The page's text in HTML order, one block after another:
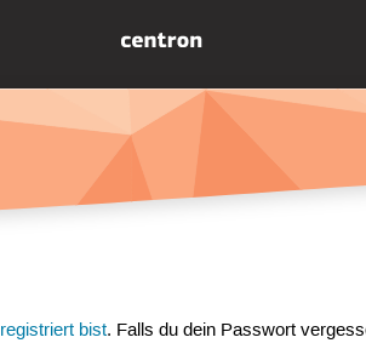
registriert bist. Falls du dein Passwort